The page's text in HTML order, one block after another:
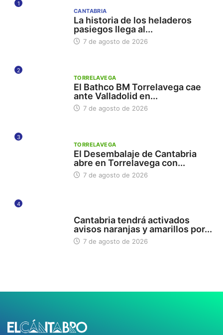
1
CANTABRIA
La historia de los heladeros
pasiegos llega al...
7 de agosto de 2026
2
TORRELAVEGA
El Bathco BM Torrelavega cae
ante Valladolid en...
7 de agosto de 2026
3
TORRELAVEGA
El Desembalaje de Cantabria
abre en Torrelavega con...
7 de agosto de 2026
4
Cantabria tendrá activados
avisos naranjas y amarillos por...
7 de agosto de 2026